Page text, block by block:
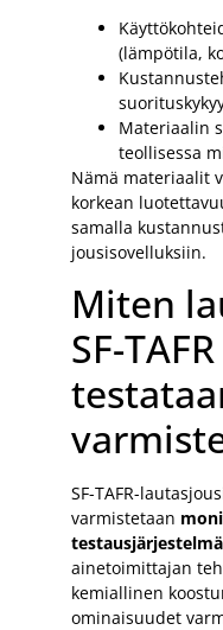
(lämpötila,
Materiaalin
teollisessa
Nämä materiaalit
korkean
samalla
jousisovelluksiin.
Miten
SF-
SF-TAFR-
varmistetaan
ainetoimittajan
kemiallinen
ominaisuudet